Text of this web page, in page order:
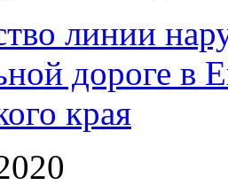
линии
дороге в
края